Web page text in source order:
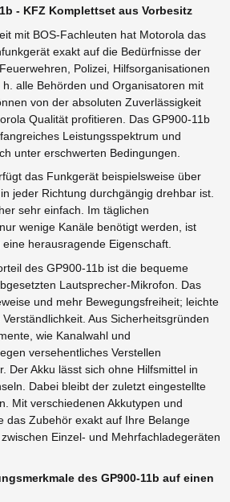
- KFZ Komplettset aus Vorbesitz
mit BOS-Fachleuten hat Motorola das
exakt auf die Bedürfnisse der
Polizei, Hilfsorganisationen
alle Behörden und Organisatoren mit
von der absoluten Zuverlässigkeit
Qualität profitieren. Das GP900-11b
Leistungsspektrum und
unter erschwerten Bedingungen.
das Funkgerät beispielsweise über
jeder Richtung durchgängig drehbar ist.
sehr einfach. Im täglichen
wenige Kanäle benötigt werden, ist
herausragende Eigenschaft.
des GP900-11b ist die bequeme
Lautsprecher-Mikrofon. Das
und mehr Bewegungsfreiheit; leichte
Aus Sicherheitsgründen
wie Kanalwahl und
versehentliches Verstellen
Der Akku lässt sich ohne Hilfsmittel in
Dabei bleibt der zuletzt eingestellte
Mit verschiedenen Akkutypen und
das Zubehör exakt auf Ihre Belange
Einzel- und Mehrfachladegeräten
des GP900-11b auf einen